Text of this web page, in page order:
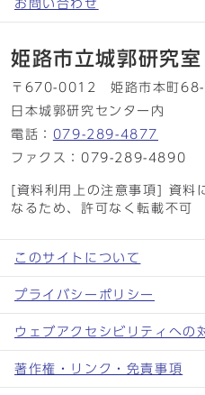
お問い合わせ
姫路市立城郭研究室
〒670-0012 姫路市本町
日本城郭研究センター内
電話： 079-289-4877
ファクス：079-289-4890
[資料利用上の注意事項] 資料
なるため、許可なく転載不可
このサイトについて
プライバシーポリシー
ウェブアクセシビリティへの
著作権・リンク・免責事項